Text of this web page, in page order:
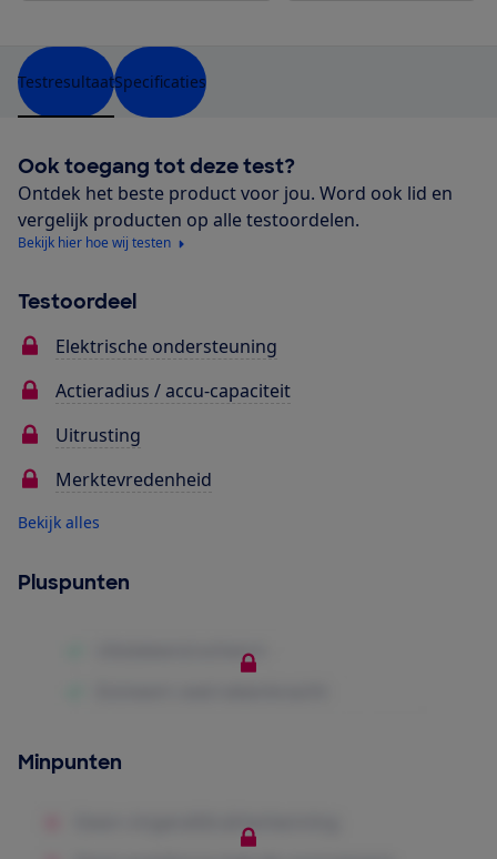
TestresultaatSpecificaties
Ook toegang tot deze test?
Ontdek het beste product voor jou. Word ook lid en
vergelijk producten op alle testoordelen.
Bekijk hier hoe wij testen
Testoordeel
Elektrische ondersteuning
Actieradius / accu-capaciteit
Uitrusting
Merktevredenheid
Bekijk alles
Pluspunten
Minpunten